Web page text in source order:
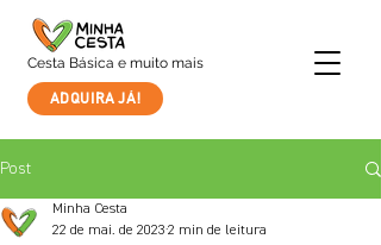
Cesta Básica e muito mais
ADQUIRA JÁ!
Post
Minha Cesta
22 de mai. de 2023 2 min de leitura